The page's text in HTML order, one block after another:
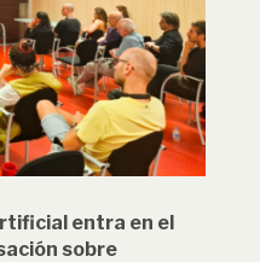
entra en el
sobre